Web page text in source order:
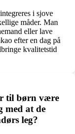
i sjove
måder. Man
eller lave
efter en dag på
kvalitetstid
til børn være
med at de
leg?